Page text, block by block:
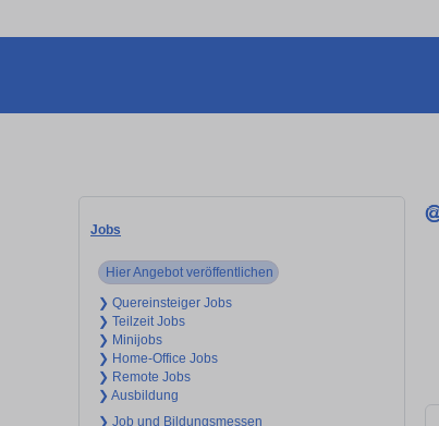
Jobs
Hier Angebot veröffentlichen
❯ Quereinsteiger Jobs
❯ Teilzeit Jobs
❯ Minijobs
❯ Home-Office Jobs
❯ Remote Jobs
❯ Ausbildung
❯ Job und Bildungsmessen